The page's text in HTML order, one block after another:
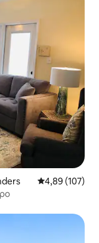
Μέση
4,89 (107)